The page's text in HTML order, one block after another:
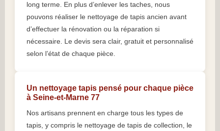
long terme. En plus d’enlever les taches, nous
pouvons réaliser le nettoyage de tapis ancien avant
d’effectuer la rénovation ou la réparation si
nécessaire. Le devis sera clair, gratuit et personnalisé
selon l’état de chaque pièce.
Un nettoyage tapis pensé pour chaque pièce
à Seine-et-Marne 77
Nos artisans prennent en charge tous les types de
tapis, y compris le nettoyage de tapis de collection, le